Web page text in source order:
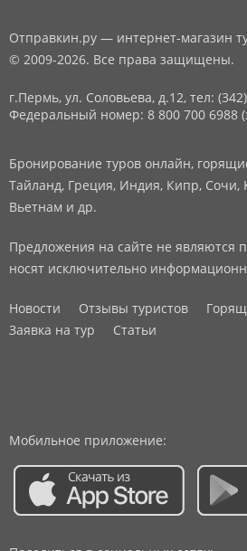
Отправкин.ру — интернет-магазин
© 2009-2026. Все права защищены.
г.Пермь, ул. Соловьева, д.12, тел:
Федеральный номер: 8 800 700 6988
Бронирование туров онлайн,
Тайланд, Греция, Индия, Кипр,
Вьетнам и др.
Предложения на сайте не являются
носят исключительно
Новости Отзывы туристов
Заявка на тур
Статьи
Мобильное приложение: